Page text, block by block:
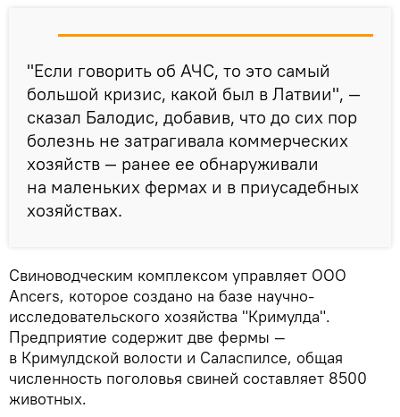
"Если говорить об АЧС, то это самый
большой кризис, какой был в Латвии", —
сказал Балодис, добавив, что до сих пор
болезнь не затрагивала коммерческих
хозяйств — ранее ее обнаруживали
на маленьких фермах и в приусадебных
хозяйствах.
Свиноводческим комплексом управляет ООО
Ancers, которое создано на базе научно-
исследовательского хозяйства "Кримулда".
Предприятие содержит две фермы —
в Кримулдской волости и Саласпилсе, общая
численность поголовья свиней составляет 8500
животных.